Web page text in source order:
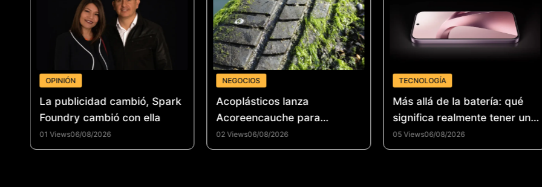
OPINIÓN
La publicidad cambió, Spark
Foundry cambió con ella
01 Views06/08/2026
NEGOCIOS
Acoplásticos lanza
Acoreencauche para
fortalecer la industria del
reencauche de llantas y
02 Views06/08/2026
TECNOLOGÍA
Más allá de la batería: qué
significa realmente tener un
smartphone de alto
rendimiento
05 Views06/08/2026